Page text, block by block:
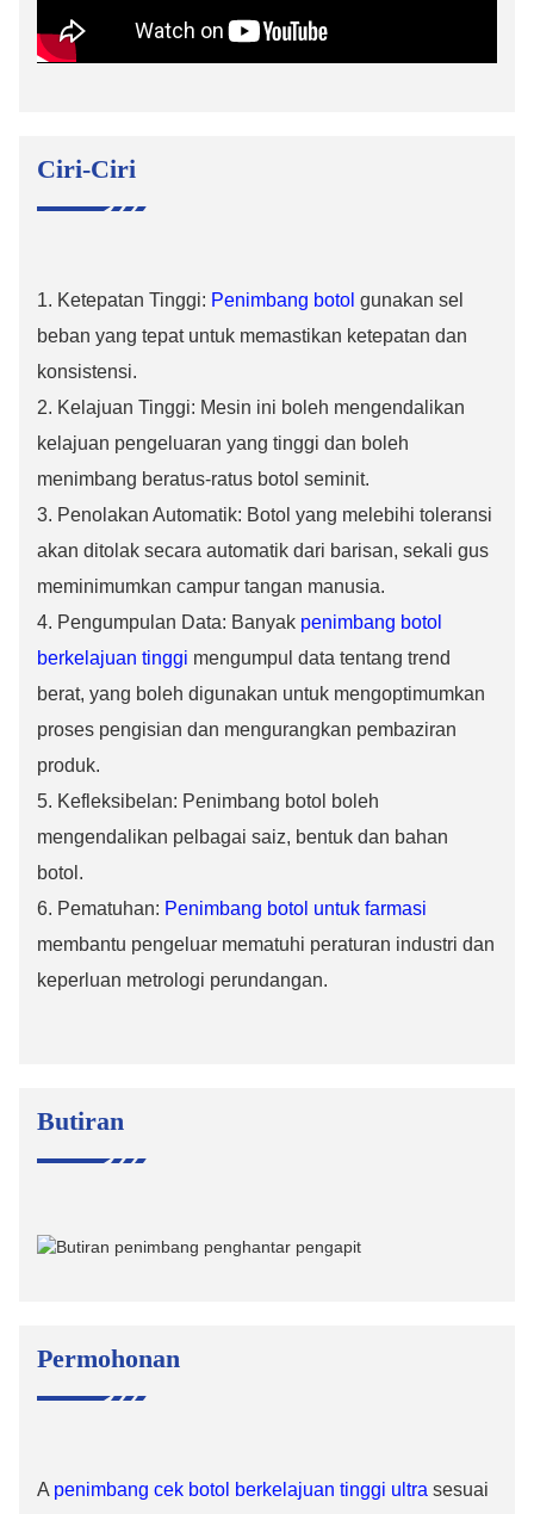
Ciri-Ciri
1. Ketepatan Tinggi: Penimbang botol gunakan sel
beban yang tepat untuk memastikan ketepatan dan
konsistensi.
2. Kelajuan Tinggi: Mesin ini boleh mengendalikan
kelajuan pengeluaran yang tinggi dan boleh
menimbang beratus-ratus botol seminit.
3. Penolakan Automatik: Botol yang melebihi toleransi
akan ditolak secara automatik dari barisan, sekali gus
meminimumkan campur tangan manusia.
4. Pengumpulan Data: Banyak penimbang botol
berkelajuan tinggi mengumpul data tentang trend
berat, yang boleh digunakan untuk mengoptimumkan
proses pengisian dan mengurangkan pembaziran
produk.
5. Kefleksibelan: Penimbang botol boleh
mengendalikan pelbagai saiz, bentuk dan bahan
botol.
6. Pematuhan: Penimbang botol untuk farmasi
membantu pengeluar mematuhi peraturan industri dan
keperluan metrologi perundangan.
Butiran
Permohonan
A penimbang cek botol berkelajuan tinggi ultra sesuai